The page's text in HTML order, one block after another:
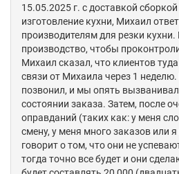
15.05.2025 г. с доставкой
изготовление кухни, Михаил
производителям для резки
производство, чтобы
Михаил сказал, что клиентов
связи от Михаила через 1
позвонил, и мы опять
состоянии заказа. Затем, после
оправданий (таких как: у меня
смену, у меня много заказов или
говорит о том, что они не
тогда точно все будет и они